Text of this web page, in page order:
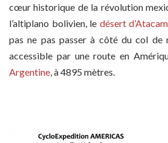
cœur historique de la révolution
l’altiplano bolivien, le désert
pas ne pas passer à côté du col de
accessible par une route en
Argentine, à 4895 mètres.